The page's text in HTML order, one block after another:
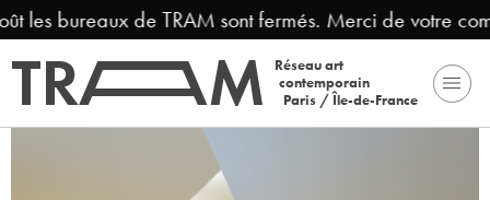
bureaux de TRAM sont fermés. Merci de votre
Réseau art
contemporain
Paris / Île-de-France